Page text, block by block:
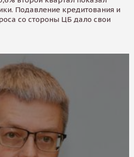
Подавление кредитования и
со стороны ЦБ дало свои